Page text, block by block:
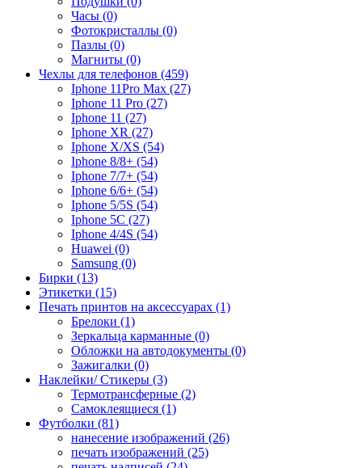
Часы (0)
Фотокристаллы (0)
Пазлы (0)
Магниты (0)
Чехлы для телефонов (459)
Iphone 11Pro Max (27)
Iphone 11 Pro (27)
Iphone 11 (27)
Iphone XR (27)
Iphone X/XS (54)
Iphone 8/8+ (54)
Iphone 7/7+ (54)
Iphone 6/6+ (54)
Iphone 5/5S (54)
Iphone 5C (27)
Iphone 4/4S (54)
Huawei (0)
Samsung (0)
Бирки (13)
Этикетки (15)
Печать принтов на аксессуарах (1)
Брелоки (1)
Зеркальца карманные (0)
Обложки на автодокументы (0)
Зажигалки (0)
Наклейки/ Стикеры (3)
Термотрансферные (2)
Самоклеящиеся (1)
Футболки (81)
нанесение изображений (26)
печать изображений (25)